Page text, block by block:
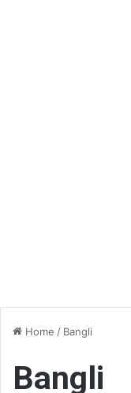
Home / Bangli
Bangli